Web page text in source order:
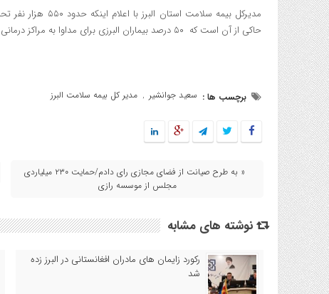
مدیرکل بیمه
حاکی از آن است که ۵۰ درصد بیماران البرزی برای مداوا به مراکز درمانی تهران مراجعه می کنند.
برچسب ها : سعید جوانشیر , مدیر کل بیمه سلامت البرز
« به طرح صیانت از فضای مجازی رای دادم/حمایت ۲۳۰ میلیاردی
مجلس از موسسه رازی
نوشته های مشابه
رکورد زایمان های مادران افغانستانی در البرز زده
شد